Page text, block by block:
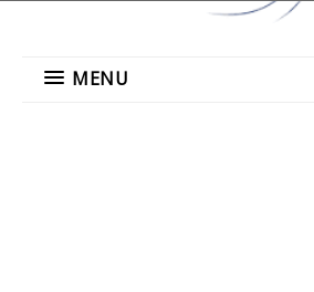
MENU